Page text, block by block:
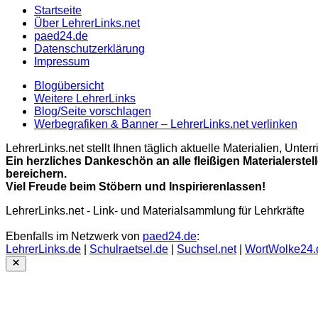
Startseite
Über LehrerLinks.net
paed24.de
Datenschutzerklärung
Impressum
Blogübersicht
Weitere LehrerLinks
Blog/Seite vorschlagen
Werbegrafiken & Banner – LehrerLinks.net verlinken
LehrerLinks.net stellt Ihnen täglich aktuelle Materialien,
Ein herzliches Dankeschön an alle fleißigen
bereichern.
Viel Freude beim Stöbern und Inspirierenlassen!
LehrerLinks.net - Link- und Materialsammlung für Lehrkräfte
Ebenfalls im Netzwerk von paed24.de:
LehrerLinks.de
Schulraetsel.de Suchsel.net|
Close